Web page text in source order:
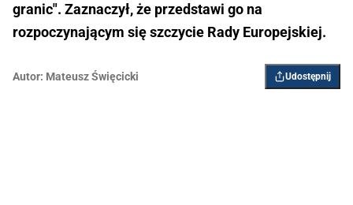
granic". Zaznaczył, że przedstawi go na
rozpoczynającym się szczycie Rady Europejskiej.
Autor: Mateusz Święcicki Udostępnij